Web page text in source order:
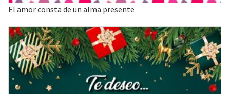
El amor consta de un alma presente